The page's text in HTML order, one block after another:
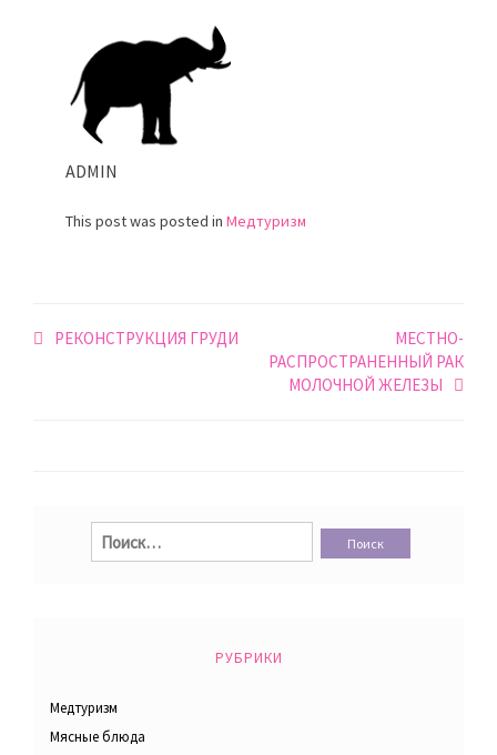
ADMIN
This post was posted in Медтуризм
Навигация
РЕКОНСТРУКЦИЯ ГРУДИ
МЕСТНО-
РАСПРОСТРАНЕННЫЙ РАК
МОЛОЧНОЙ ЖЕЛЕЗЫ
Найти:
РУБРИКИ
Медтуризм
Мясные блюда